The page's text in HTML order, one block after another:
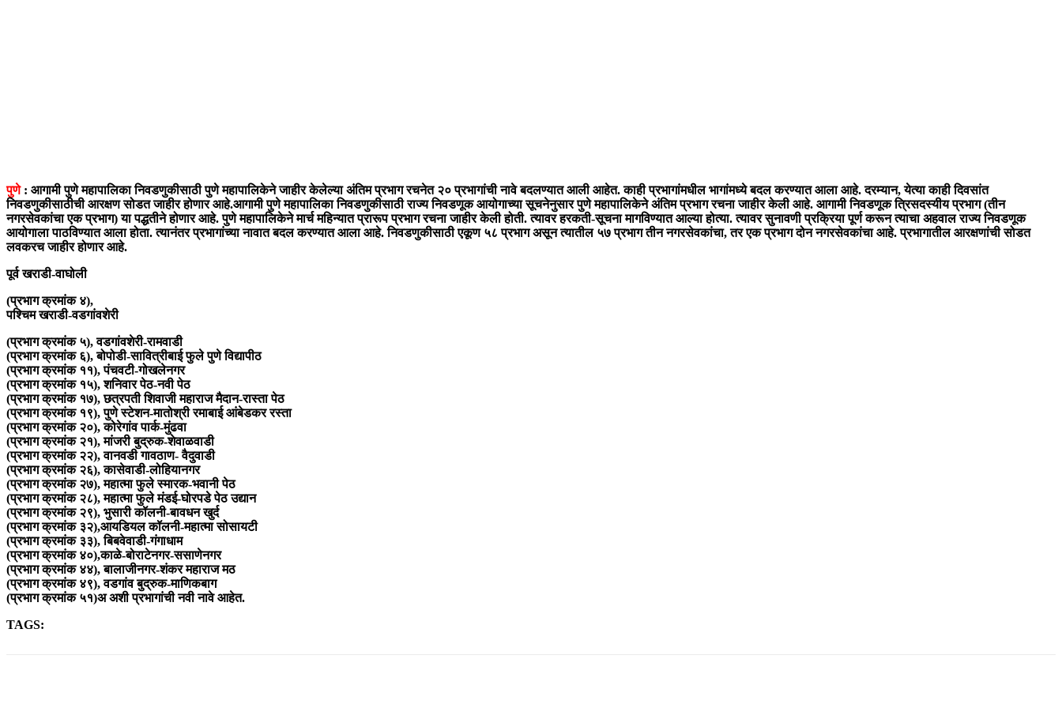
पुणे: आगामी पुणे महापालिका निवडणुकीसाठी पुणे महापालिकेने जाहीर केलेल्या अंतिम प्रभाग रचनेत २० प्रभागांची नावे बदलण्यात आली आहेत. काही प्रभागांमधील भागांमध्ये बदल करण्यात आला आहे. दरम्यान, येत्या काही दिवसांत
निवडणुकीसाठीची आरक्षण सोडत जाहीर होणार आहे.आगामी पुणे महापालिका निवडणुकीसाठी राज्य निवडणूक आयोगाच्या सूचनेनुसार पुणे महापालिकेने अंतिम प्रभाग रचना जाहीर केली आहे. आगामी निवडणूक त्रिसदस्यीय प्रभाग (तीन
नगरसेवकांचा एक प्रभाग) या पद्धतीने होणार आहे. पुणे महापालिकेने मार्च महिन्यात प्रारूप प्रभाग रचना जाहीर केली होती. त्यावर हरकती-सूचना मागविण्यात आल्या होत्या. त्यावर सुनावणी प्रक्रिया पूर्ण करून त्याचा अहवाल राज्य निवडणूक
आयोगाला पाठविण्यात आला होता. त्यानंतर प्रभागांच्या नावात बदल करण्यात आला आहे. निवडणुकीसाठी एकूण ५८ प्रभाग असून त्यातील ५७ प्रभाग तीन नगरसेवकांचा, तर एक प्रभाग दोन नगरसेवकांचा आहे. प्रभागातील आरक्षणांची सोडत
लवकरच जाहीर होणार आहे.
पूर्व खराडी-वाघोली
(प्रभाग क्रमांक ४),
पश्चिम खराडी-वडगांवशेरी
(प्रभाग क्रमांक ५), वडगांवशेरी-रामवाडी
(प्रभाग क्रमांक ६), बोपोडी-सावित्रीबाई फुले पुणे विद्यापीठ
(प्रभाग क्रमांक ११), पंचवटी-गोखलेनगर
(प्रभाग क्रमांक १५), शनिवार पेठ-नवी पेठ
(प्रभाग क्रमांक १७), छत्रपती शिवाजी महाराज मैदान-रास्ता पेठ
(प्रभाग क्रमांक १९), पुणे स्टेशन-मातोश्री रमाबाई आंबेडकर रस्ता
(प्रभाग क्रमांक २०), कोरेगांव पार्क-मुंढवा
(प्रभाग क्रमांक २१), मांजरी बुद्रुक-शेवाळवाडी
(प्रभाग क्रमांक २२), वानवडी गावठाण- वैदुवाडी
(प्रभाग क्रमांक २६), कासेवाडी-लोहियानगर
(प्रभाग क्रमांक २७), महात्मा फुले स्मारक-भवानी पेठ
(प्रभाग क्रमांक २८), महात्मा फुले मंडई-घोरपडे पेठ उद्यान
(प्रभाग क्रमांक २९), भुसारी कॉलनी-बावधन खुर्द
(प्रभाग क्रमांक ३२),आयडियल कॉलनी-महात्मा सोसायटी
(प्रभाग क्रमांक ३३), बिबवेवाडी-गंगाधाम
(प्रभाग क्रमांक ४०),काळे-बोराटेनगर-ससाणेनगर
(प्रभाग क्रमांक ४४), बालाजीनगर-शंकर महाराज मठ
(प्रभाग क्रमांक ४९), वडगांव बुद्रुक-माणिकबाग
(प्रभाग क्रमांक ५१)अ अशी प्रभागांची नवी नावे आहेत.
TAGS: